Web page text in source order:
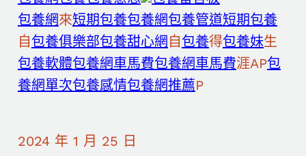
包養網來短期包養包養網包養管道短期包養
自包養俱樂部包養甜心網 自包養得包養妹生
包養軟體包養網車馬費包養網車馬費涯AP包
養網單次包養感情包養網推薦P
2024 年 1 月 25 日